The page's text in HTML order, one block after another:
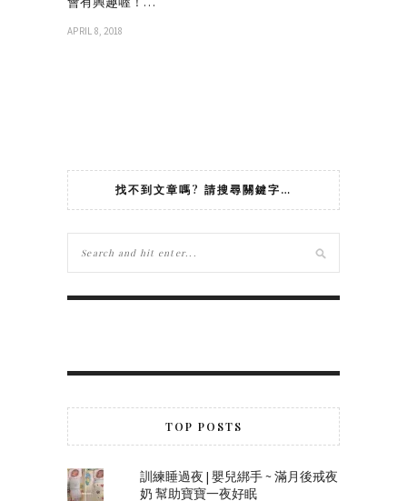
APRIL 8, 2018
找不到文章嗎? 請搜尋關鍵字…
TOP POSTS
訓練睡過夜 | 嬰兒綁手 ~ 滿月後戒夜
奶 幫助寶寶一夜好眠